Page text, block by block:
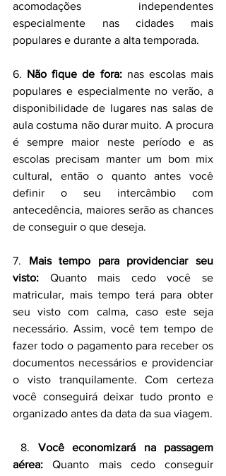
acomodações independentes
especialmente nas cidades mais
populares e durante a alta temporada.
6. Não fique de fora: nas escolas mais
populares e especialmente no verão, a
disponibilidade de lugares nas salas de
aula costuma não durar muito. A procura
é sempre maior neste período e as
escolas precisam manter um bom mix
cultural, então o quanto antes você
definir o seu intercâmbio com
antecedência, maiores serão as chances
de conseguir o que deseja.
7. Mais tempo para providenciar seu
visto: Quanto mais cedo você se
matricular, mais tempo terá para obter
seu visto com calma, caso este seja
necessário. Assim, você tem tempo de
fazer todo o pagamento para receber os
documentos necessários e providenciar
o visto tranquilamente. Com certeza
você conseguirá deixar tudo pronto e
organizado antes da data da sua viagem.
8. Você economizará na passagem
aérea: Quanto mais cedo conseguir